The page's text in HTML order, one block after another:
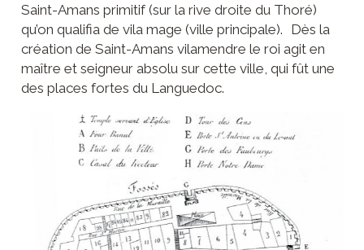
Saint-Amans primitif (sur la rive droite du Thoré)
qu’on qualifia de vila mage (ville principale). Dès la
création de Saint-Amans vilamendre le roi agit en
maître et seigneur absolu sur cette ville, qui fût une
des places fortes du Languedoc.